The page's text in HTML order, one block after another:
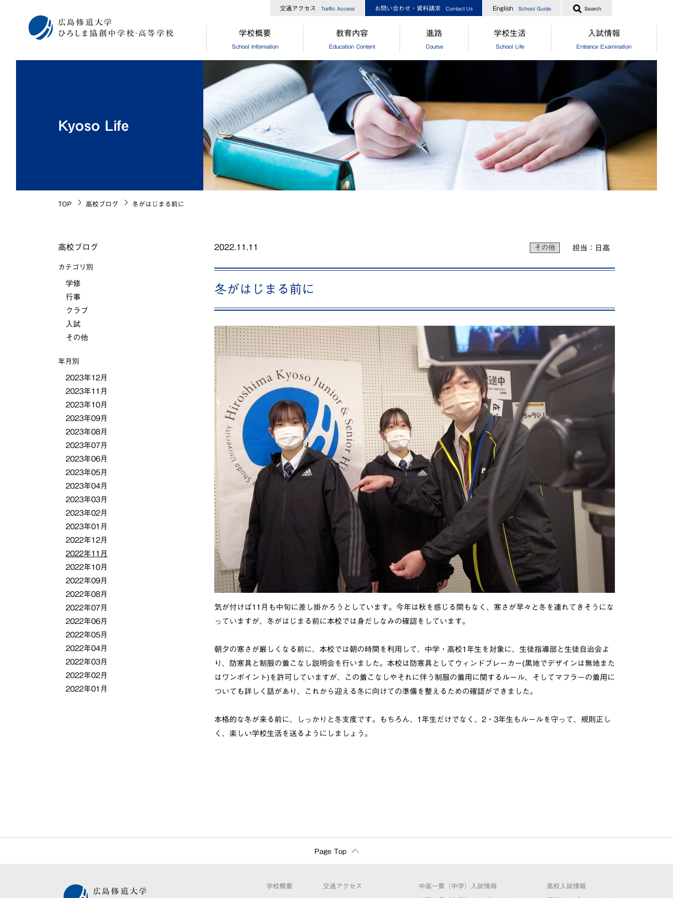
交通アクセス Traffic Access お問い合わせ・資料請求 Contact Us English School Guide Search
学校概要
School Information
校長からのメッセージ
学校経営方針
修大ひろしま協創が目指す教育
広島修道大学との連携
海外協定校・姉妹校
施設・設備
生徒数
教育内容
Education Content
中高一貫コースについて
[高校]コース制
[高校]特別進学コース
[高校]進学コース
探究
GCP
国際理解プログラム
進路
Course
[中学]進路指導
[高校]進路実績
[高校]進路指導
[高校]卒業生からのメッセージ
学校生活
School Life
クラブ活動
食堂
[中学]生徒自治会
PICK UP STUDENTS
入試情報
Entrance Examination
［中学］オープンスクール
［高校］オープンスクール
［中高］個別相談・説明会
［中高］学校案内
［中学］入試情報
［高校］入試情報
［中学］納付金・奨学金・授業
Kyoso Life
TOP 高校ブログ 冬がはじまる前に
2022.11.11 その他 担当：日高
冬がはじまる前に
気が付けば11月も中旬に差し掛かろうとしています。今年は秋を感じる間もなく、寒さが早々と冬を連れてきそうにな
っていますが、冬がはじまる前に本校では身だしなみの確認をしています。
朝夕の寒さが厳しくなる前に、本校では朝の時間を利用して、中学・高校1年生を対象に、生徒指導部と生徒自治会よ
り、防寒具と制服の着こなし説明会を行いました。本校は防寒具としてウィンドブレーカー(黒地でデザインは無地また
はワンポイント)を許可していますが、この着こなしやそれに伴う制服の着用に関するルール、そしてマフラーの着用に
ついても詳しく話があり、これから迎える冬に向けての準備を整えるための確認ができました。
本格的な冬が来る前に、しっかりと冬支度です。もちろん、1年生だけでなく、2・3年生もルールを守って、規則正し
く、楽しい学校生活を送るようにしましょう。
高校ブログ
カテゴリ別
学修
行事
クラブ
入試
その他
年月別
2023年12月
2023年11月
2023年10月
2023年09月
2023年08月
2023年07月
2023年06月
2023年05月
2023年04月
2023年03月
2023年02月
2023年01月
2022年12月
2022年11月
2022年10月
2022年09月
2022年08月
2022年07月
2022年06月
2022年05月
2022年04月
2022年03月
2022年02月
2022年01月
Page Top
学校概要 交通アクセス 中高一貫（中学）入試情報 高校入試情報